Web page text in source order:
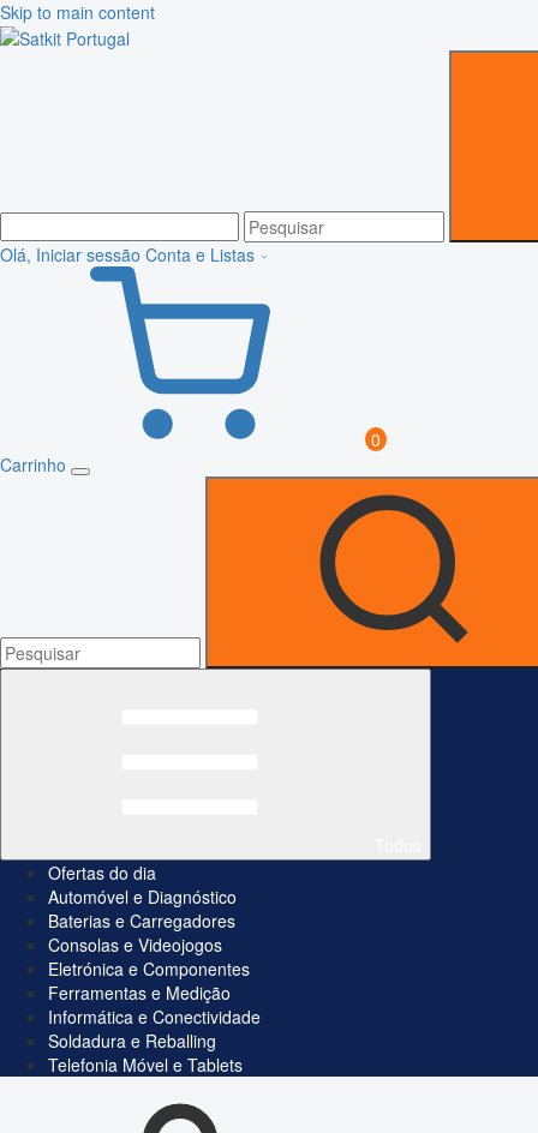
Skip to main content
Olá, Iniciar sessão Conta e Listas
0
Carrinho
Ofertas do dia
Automóvel e Diagnóstico
Baterias e Carregadores
Consolas e Videojogos
Eletrónica e Componentes
Ferramentas e Medição
Informática e Conectividade
Soldadura e Reballing
Telefonia Móvel e Tablets